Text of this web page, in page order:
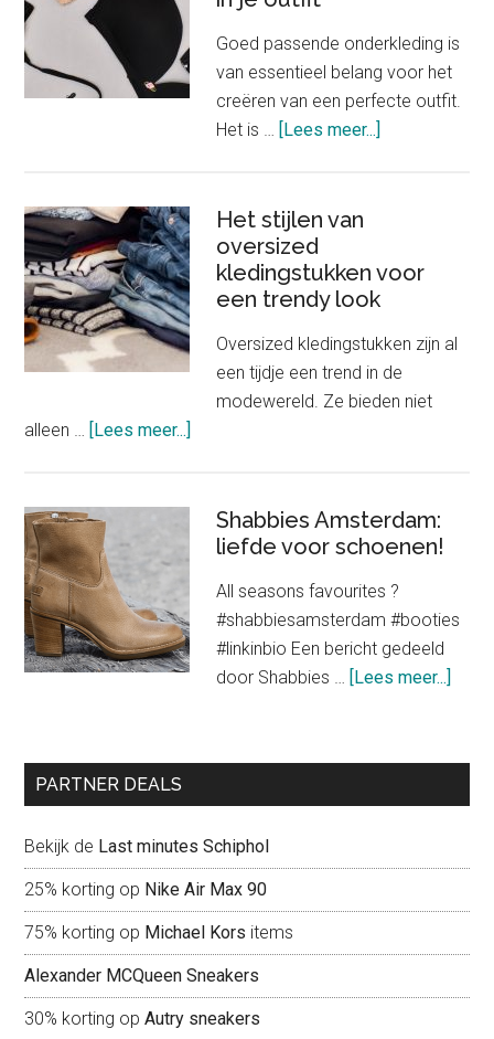
Goed passende onderkleding is
van essentieel belang voor het
creëren van een perfecte outfit.
Het is … [Lees meer...]
passende
onderkleding
Het stijlen van
oversized
kledingstukken voor
een trendy look
Oversized kledingstukken zijn al
een tijdje een trend in de
modewereld. Ze bieden niet
alleen … [Lees meer...]
oversized
voor
een
trendy
look
Shabbies Amsterdam:
liefde voor schoenen!
All seasons favourites ?
#shabbiesamsterdam #booties
#linkinbio Een bericht gedeeld
door Shabbies … [Lees meer...]
PARTNER DEALS
Bekijk de Last minutes Schiphol
25% korting op Nike Air Max 90
75% korting op Michael Kors items
Alexander MCQueen Sneakers
30% korting opAutry sneakers